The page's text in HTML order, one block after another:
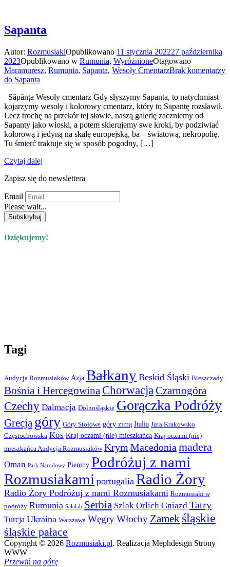
Sapanta
Autor: RozmusiakiOpublikowano 11 stycznia 202227 października
2023Opublikowano w Rumunia, WyróżnioneOtagowano
Maramuresz, Rumunia, Sapanta, Wesoły CmentarzBrak komentarzy
do Sapanta
Săpânța Wesoły cmentarz Gdy słyszymy Sapanta, to natychmiast
kojarzymy wesoły i kolorowy cmentarz, który to Sapantę rozsławił.
Lecz trochę na przekór tej sławie, naszą galerię zaczniemy od
Sapanty jako wioski, a potem skierujemy swe kroki, by podziwiać
kolorową i jedyną na skalę europejską, ba – światową, nekropolię.
Tu śmierć traktuje się w sposób pogodny, […]
Czytaj dalej
Zapisz się do newslettera
Email
Please wait...
Dziękujemy!
Tagi
Audycja Rozmusiaków Azja Bałkany Beskid Śląski Bieszczady
Bośnia i Hercegowina ChorwacjaCzarnogóra
Czechy Dalmacja Dolnośląskie Gorączka Podróży
Grecja góry Góry Stołowe góry zimą Italia Jura Krakowsko
Częstochowska Kos Kraj oczami (nie) mieszkańca Kraj oczami (nie)
mieszkańca Audycja Rozmusiaków Krym Macedonia madera
Oman Park Narodowy Pieniny Podróżuj z nami
Rozmusiakami portugalia Radio Żory
Radio Żory Podróżuj z nami Rozmusiakami Rozmusiaki w
podróży Rumunia Salalah Serbia Szlak Orlich Gniazd Tatry
Turcja Ukraina Warszawa WęgryWłochy Zamek śląskie
śląskie pałace
Copyright © 2026 Rozmusiaki.pl. Realizacja Mephdesign Strony
WWW
Przewiń na górę